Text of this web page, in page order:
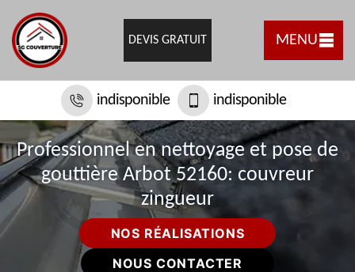
DEVIS GRATUIT MENU
indisponible indisponible
Professionnel en nettoyage et pose de
gouttière Arbot 52160: couvreur
zingueur
NOS RÉALISATIONS
NOUS CONTACTER